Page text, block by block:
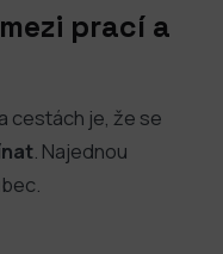
prací a
cestách je, že se
. Najednou